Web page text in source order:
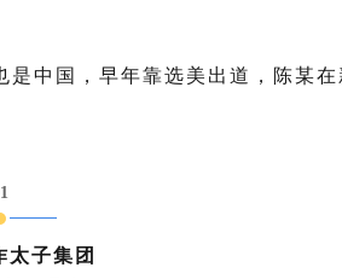
中国，早年靠选美出道，陈某
太子集团